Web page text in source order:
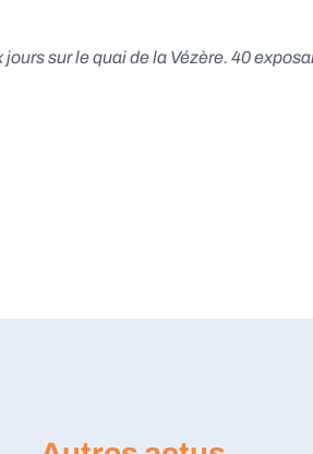
sur le quai de la Vézère. 40